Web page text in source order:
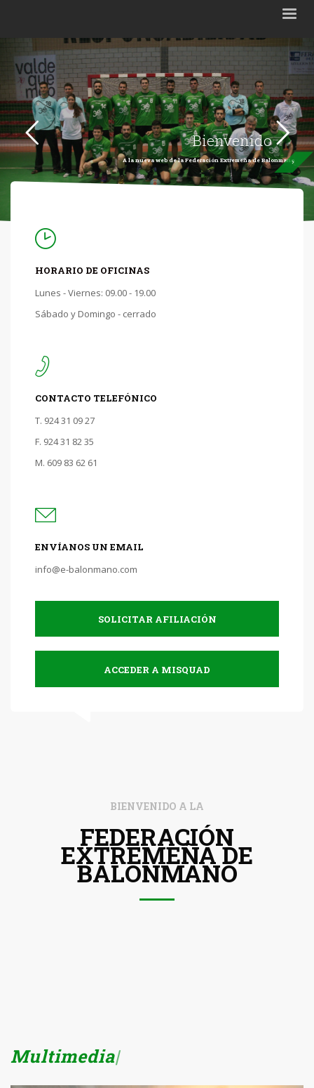
Bienvenido
A la nueva web de la Federación Extremeña de Balonmano
HORARIO DE OFICINAS
Lunes - Viernes: 09.00 - 19.00
Sábado y Domingo - cerrado
CONTACTO TELEFÓNICO
T. 924 31 09 27
F. 924 31 82 35
M. 609 83 62 61
ENVÍANOS UN EMAIL
info@e-balonmano.com
SOLICITAR AFILIACIÓN
ACCEDER A MISQUAD
BIENVENIDO A LA
FEDERACIÓN
EXTREMEÑA DE
BALONMANO
Big Dat|